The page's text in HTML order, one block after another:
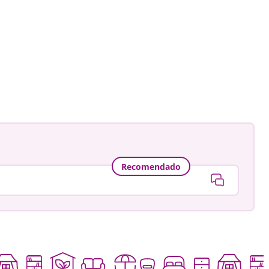
Recomendado